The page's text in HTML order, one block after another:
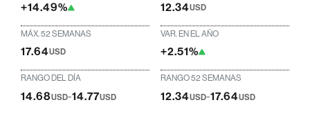
+14.49% 12.34USD
MÁX. 52 SEMANAS
17.64USD
VAR. EN EL AÑO
+2.51%
RANGO DEL DÍA
14.68USD-14.77USD
RANGO 52 SEMANAS
12.34USD-17.64USD